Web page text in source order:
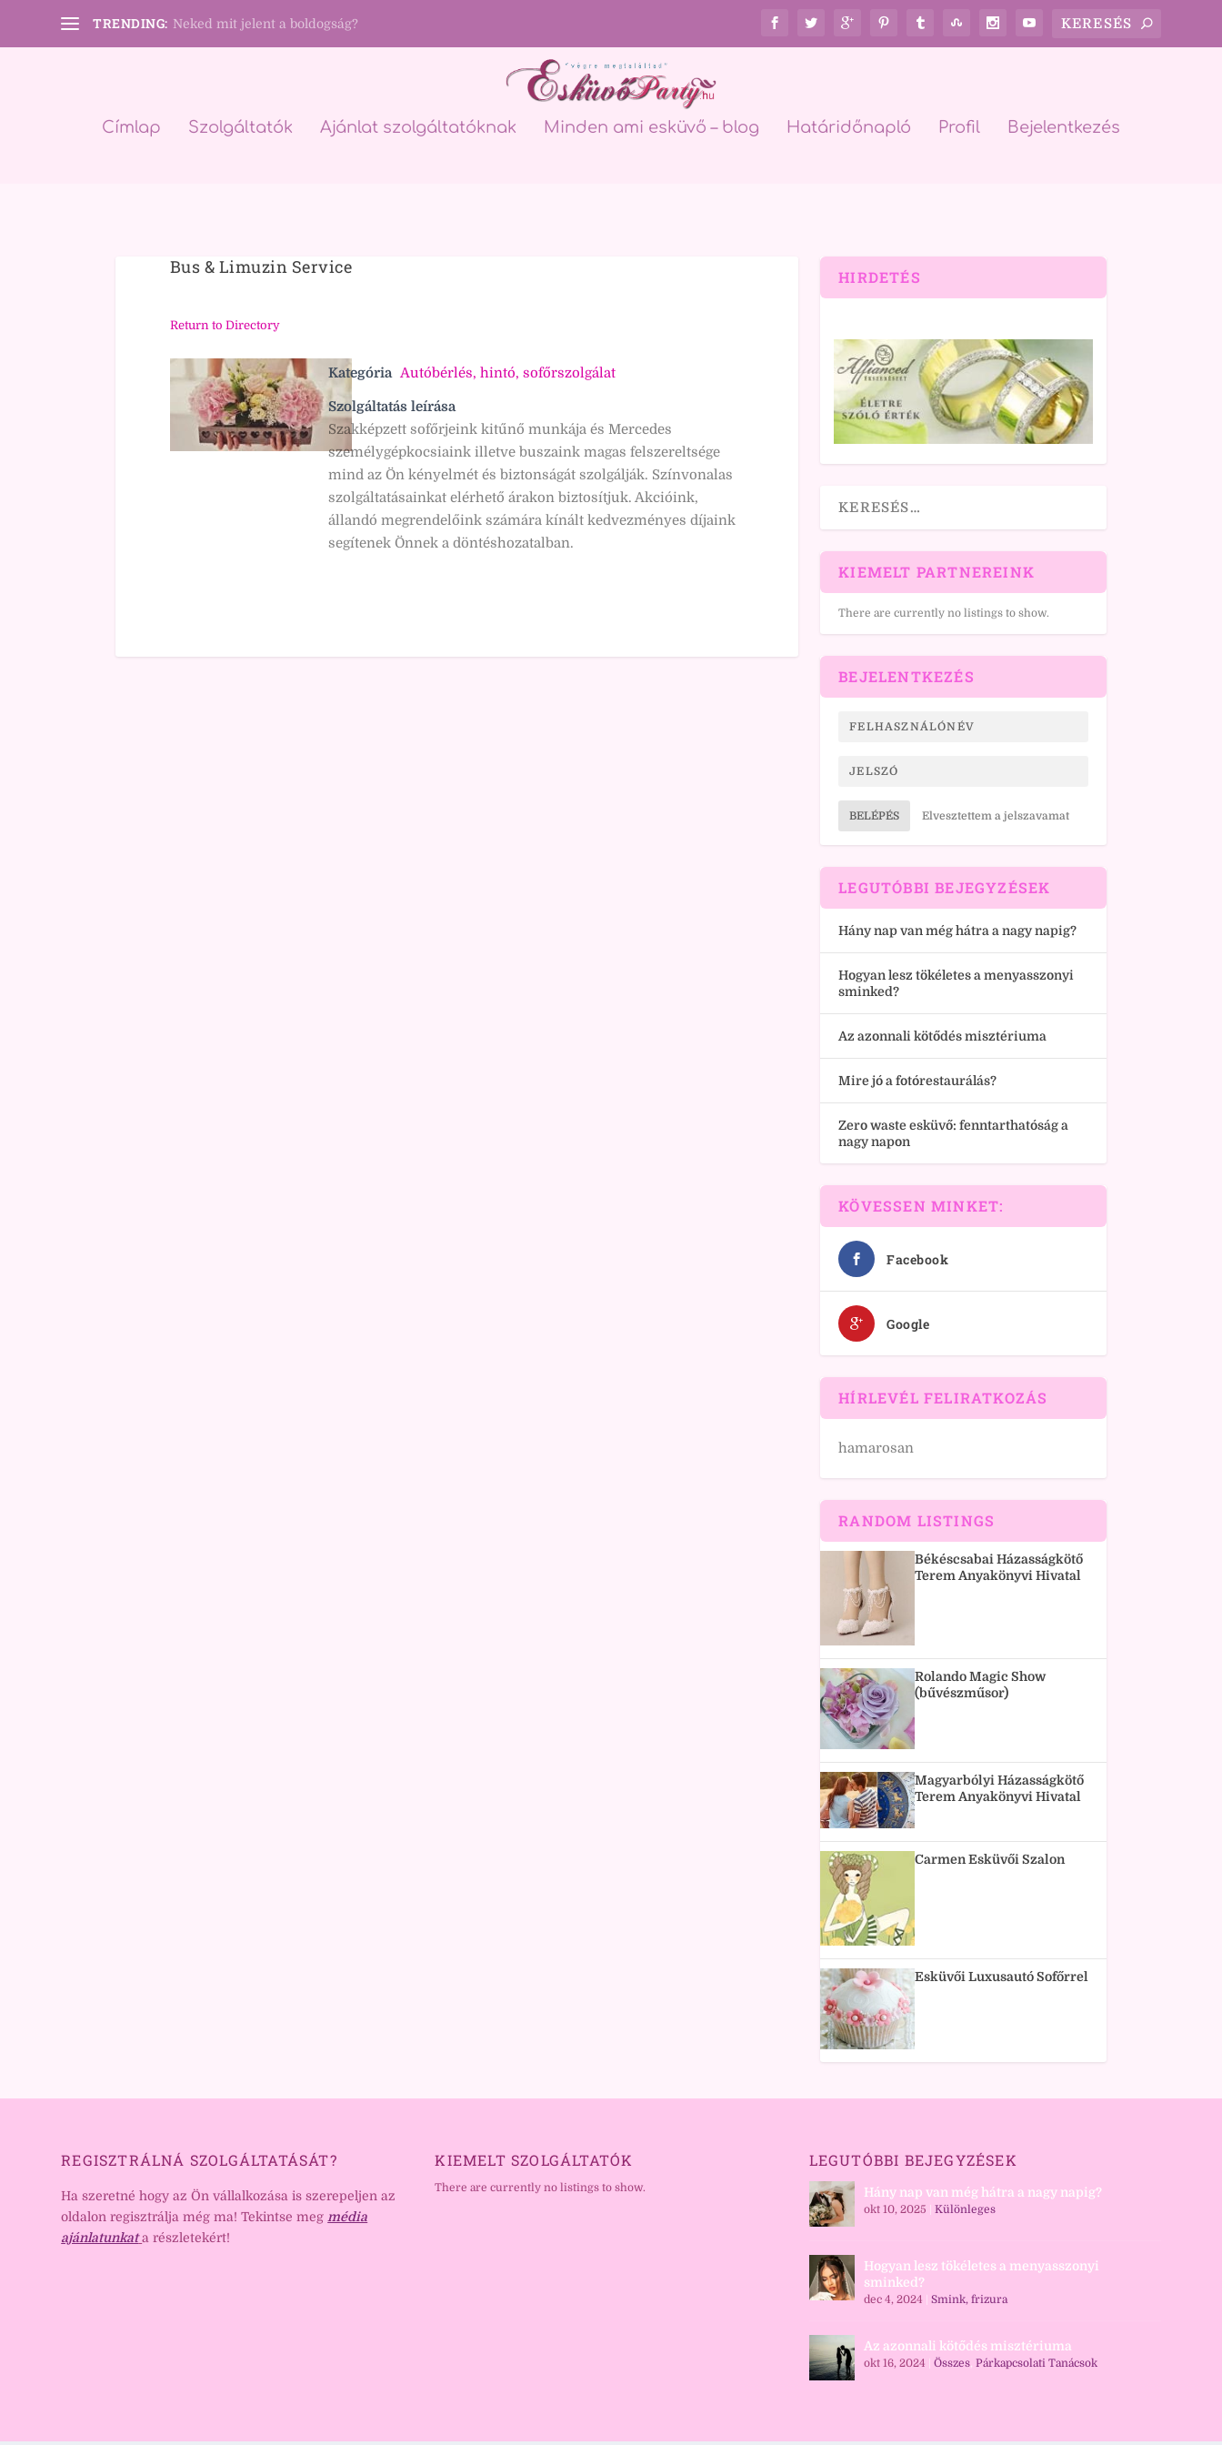
TRENDING: Neked mit jelent a boldogság?
Címlap Szolgáltatók Ajánlat szolgáltatóknak Minden ami esküvő – blog Határidőnapló Profil Bejelentkezés
Bus & Limuzin Service
Return to Directory
Kategória Autóbérlés, hintó, sofőrszolgálat
Szolgáltatás leírása
Szakképzett sofőrjeink kitűnő munkája és Mercedes
személygépkocsiaink illetve buszaink magas felszereltsége
mind az Ön kényelmét és biztonságát szolgálják. Színvonalas
szolgáltatásainkat elérhető árakon biztosítjuk. Akcióink,
állandó megrendelőink számára kínált kedvezményes díjaink
segítenek Önnek a döntéshozatalban.
HIRDETÉS
KIEMELT PARTNEREINK
There are currently no listings to show.
BEJELENTKEZÉS
BELÉPÉS Elvesztettem a jelszavamat
LEGUTÓBBI BEJEGYZÉSEK
Hány nap van még hátra a nagy napig?
Hogyan lesz tökéletes a menyasszonyi
sminked?
Az azonnali kötődés misztériuma
Mire jó a fotórestaurálás?
Zero waste esküvő: fenntarthatóság a
nagy napon
KÖVESSEN MINKET:
Facebook
Google
HÍRLEVÉL FELIRATKOZÁS
hamarosan
RANDOM LISTINGS
Békéscsabai Házasságkötő
Terem Anyakönyvi Hivatal
Rolando Magic Show
(bűvészműsor)
Magyarbólyi Házasságkötő
Terem Anyakönyvi Hivatal
Carmen Esküvői Szalon
Esküvői Luxusautó Sofőrrel
REGISZTRÁLNÁ SZOLGÁLTATÁSÁT?
Ha szeretné hogy az Ön vállalkozása is szerepeljen az
oldalon regisztrálja még ma! Tekintse megmédia
ajánlatunkat a részletekért!
KIEMELT SZOLGÁLTATÓK
There are currently no listings to show.
LEGUTÓBBI BEJEGYZÉSEK
Hány nap van még hátra a nagy napig?
okt 10, 2025 Különleges
Hogyan lesz tökéletes a menyasszonyi
sminked?
dec 4, 2024 Smink, frizura
Az azonnali kötődés misztériuma
okt 16, 2024 Összes, Párkapcsolati Tanácsok